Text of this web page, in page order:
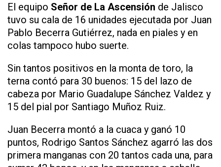
El equipo Señor de La Ascensión de Jalisco
tuvo su cala de 16 unidades ejecutada por Juan
Pablo Becerra Gutiérrez, nada en piales y en
colas tampoco hubo suerte.
Sin tantos positivos en la monta de toro, la
terna contó para 30 buenos: 15 del lazo de
cabeza por Mario Guadalupe Sánchez Valdez y
15 del pial por Santiago Muñoz Ruiz.
Juan Becerra montó a la cuaca y ganó 10
puntos, Rodrigo Santos Sánchez agarró las dos
primera manganas con 20 tantos cada una, para